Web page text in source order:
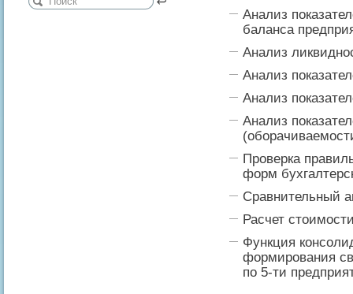
Анализ
баланса
Анализ
Анализ
Анализ
Анализ
Проверка
форм
Сравнительный
Расчет
Функция
формирования
по 5-ти